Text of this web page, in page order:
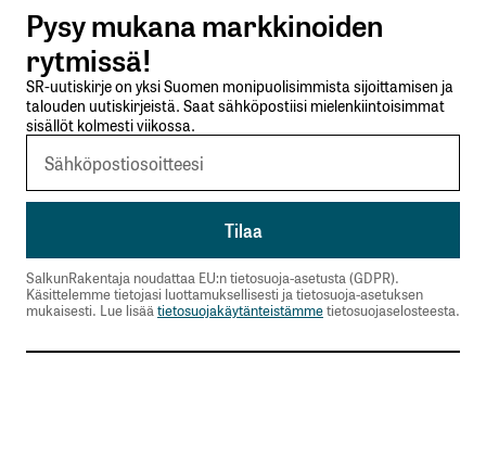
Lähetä kommentti
Pysy mukana markkinoiden
rytmissä!
SR-uutiskirje on yksi Suomen monipuolisimmista sijoittamisen ja
talouden uutiskirjeistä. Saat sähköpostiisi mielenkiintoisimmat
sisällöt kolmesti viikossa.
SalkunRakentaja noudattaa EU:n tietosuoja-asetusta (GDPR).
Käsittelemme tietojasi luottamuksellisesti ja tietosuoja-asetuksen
mukaisesti. Lue lisää tietosuojakäytänteistämmetietosuojaselosteesta.